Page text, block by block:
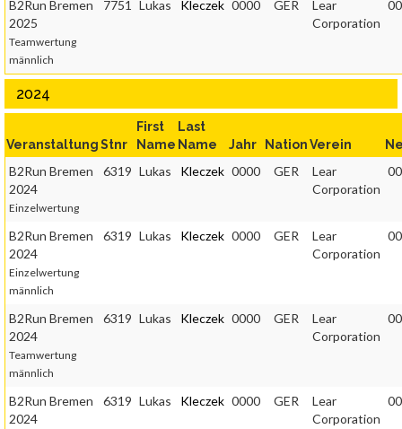
B2Run Bremen
2025
Teamwertung
männlich
7751 Lukas Kleczek 0000 GER
Lear
Corporation
2024
VeranstaltungStnr
First
Name
Last
Name
Jahr NationVerein
B2Run Bremen
2024
Einzelwertung
6319 Lukas Kleczek 0000 GER
Lear
Corporation
B2Run Bremen
2024
Einzelwertung
männlich
6319 Lukas Kleczek 0000 GER
Lear
Corporation
B2Run Bremen
2024
Teamwertung
männlich
6319 Lukas Kleczek 0000 GER
Lear
Corporation
B2Run Bremen
2024
6319 Lukas Kleczek 0000 GER
Lear
Corporation